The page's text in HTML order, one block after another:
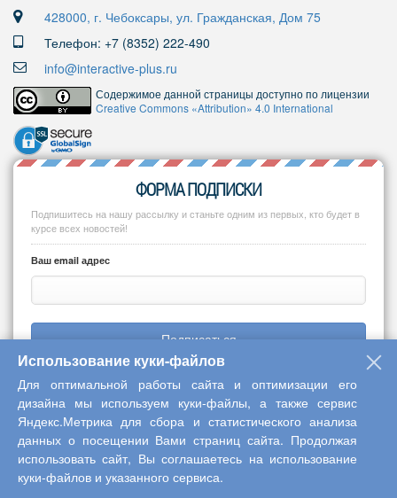
428000, г. Чебоксары, ул. Гражданская, Дом 75
Телефон: +7 (8352) 222-490
info@interactive-plus.ru
Содержимое данной страницы доступно по лицензии
Creative Commons «Attribution» 4.0 International
ФОРМА ПОДПИСКИ
Подпишитесь на нашу рассылку и станьте одним из первых, кто будет в
курсе всех новостей!
Ваш email адрес
Подписаться
Copyright © 2013-2026 Центр научного сотрудничества «Интерактив
плюс»
Использование куки-файлов
Для оптимальной работы сайта и оптимизации его
дизайна мы используем куки-файлы, а также сервис
Яндекс.Метрика для сбора и статистического анализа
данных о посещении Вами страниц сайта. Продолжая
использовать сайт, Вы соглашаетесь на использование
куки-файлов и указанного сервиса.